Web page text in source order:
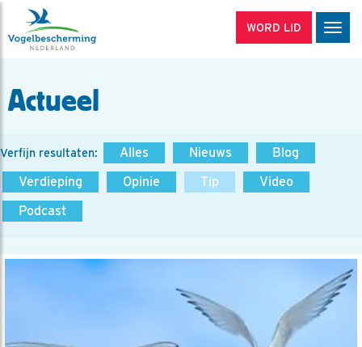
WORD LID
Actueel
Verfijn resultaten: Alles Nieuws
Blog
Verdieping
Opinie Tip
Video
Podcast